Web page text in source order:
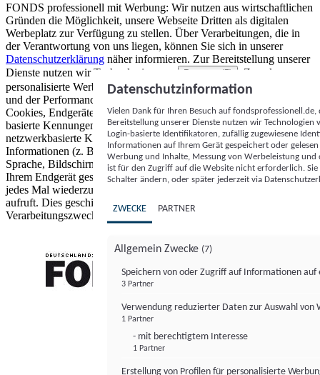
FONDS professionell mit Werbung: Wir nutzen aus wirtschaftlichen
Gründen die Möglichkeit, unsere Webseite Dritten als digitalen
Werbeplatz zur Verfügung zu stellen. Über Verarbeitungen, die in
der Verantwortung von uns liegen, können Sie sich in unserer
Datenschutzerklärung näher informieren. Zur Bereitstellung unserer
Dienste nutzen wir Technologien von
Partnern (5)
. Zwecke:
personalisierte Werbung und Inhalte, Messung von Werbeleistung
und der Performance von Inhalten sowie Zielgruppenforschung.
Cookies, Endgeräte- oder ähnliche Online-Kennungen (z. B. login-
basierte Kennungen, zufällig generierte Kennungen,
netzwerkbasierte Kennungen) können zusammen mit anderen
Informationen (z. B. Browsertyp und Browserinformationen,
Sprache, Bildschirmgröße, unterstützte Technologien usw.) auf
Ihrem Endgerät gespeichert oder von dort ausgelesen werden, um es
jedes Mal wiederzuerkennen, wenn es eine App oder einer Webseite
aufruft. Dies geschieht für einen oder mehrere der hier aufgeführten
Verarbeitungszwecke.
Datenschutzinformation
Vielen Dank für Ihren Besuch auf
Bereitstellung unserer Dienste nutzen wir Technologien
Login-basierte Identifikatoren, zufällig zugewiesene
Informationen auf Ihrem Gerät gespeichert oder
Werbung und Inhalte, Messung von Werbeleistung
ist für den Zugriff auf die Website nicht erforderlich.
Schalter ändern, oder später jederzeit via
ZWECKE PARTNER
Allgemein Zwecke (7)
Speichern von oder Zugriff auf Informationen auf
3 Partner
Verwendung reduzierter Daten zur Auswahl von
1 Partner
- mit berechtigtem Interesse
1 Partner
Erstellung von Profilen für personalisierte
FONDS professionell